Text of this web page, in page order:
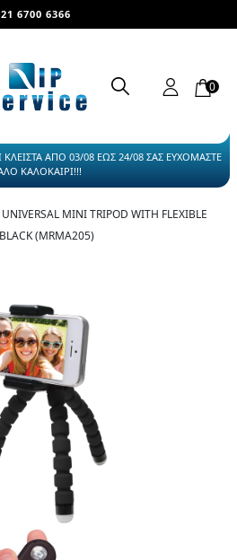
21 6700 6366
0
ΑΠΟ 03/08 ΕΩΣ 24/08 ΣΑΣ ΕΥΧΟΜΑΣΤΕ
ΚΑΛΟΚΑΙΡΙ!!!
MINI TRIPOD WITH FLEXIBLE
(MRMA205)